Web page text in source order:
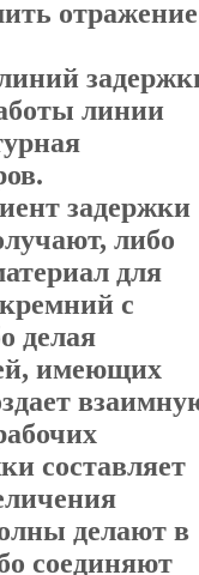
отражение
линии
задержки
либо
для
с
делая
имеющих
составляет
делают в
соединяют